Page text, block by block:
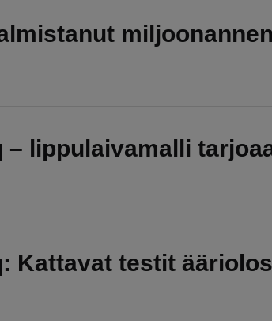
– lippulaivamalli
Kattavat testit